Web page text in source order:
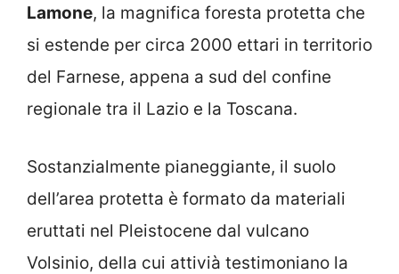
Lamone, la magnifica foresta protetta che
si estende per circa 2000 ettari in territorio
del Farnese, appena a sud del confine
regionale tra il Lazio e la Toscana.
Sostanzialmente pianeggiante, il suolo
dell’area protetta è formato da materiali
eruttati nel Pleistocene dal vulcano
Volsinio, della cui attivià testimoniano la